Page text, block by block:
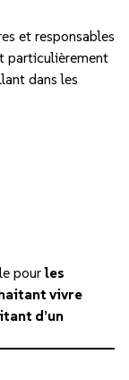
et responsables
particulièrement
dans les
pourles
vivre
d’un